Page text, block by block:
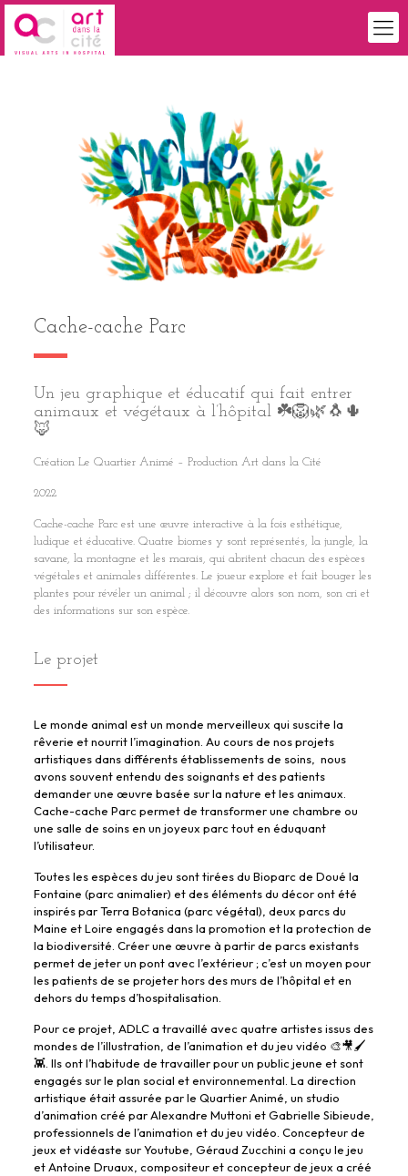
Cache-cache Parc
Un jeu graphique et éducatif qui fait entrer
animaux et végétaux à l’hôpital ☘️🦁🌿🐧🌵
🦊
Création Le Quartier Animé – Production Art dans la Cité
2022
Cache-cache Parc est une œuvre interactive à la fois esthétique,
ludique et éducative. Quatre biomes y sont représentés, la jungle, la
savane, la montagne et les marais, qui abritent chacun des espèces
végétales et animales différentes. Le joueur explore et fait bouger les
plantes pour révéler un animal ; il découvre alors son nom, son cri et
des informations sur son espèce.
Le projet
Le monde animal est un monde merveilleux qui suscite la
rêverie et nourrit l’imagination. Au cours de nos projets
artistiques dans différents établissements de soins, nous
avons souvent entendu des soignants et des patients
demander une œuvre basée sur la nature et les animaux.
Cache-cache Parc permet de transformer une chambre ou
une salle de soins en un joyeux parc tout en éduquant
l’utilisateur.
Toutes les espèces du jeu sont tirées du Bioparc de Doué la
Fontaine (parc animalier) et des éléments du décor ont été
inspirés par Terra Botanica (parc végétal), deux parcs du
Maine et Loire engagés dans la promotion et la protection de
la biodiversité. Créer une œuvre à partir de parcs existants
permet de jeter un pont avec l’extérieur ; c’est un moyen pour
les patients de se projeter hors des murs de l’hôpital et en
dehors du temps d’hospitalisation.
Pour ce projet, ADLC a travaillé avec quatre artistes issus des
mondes de l’illustration, de l’animation et du jeu vidéo 🎨🎥🖌️
👾. Ils ont l’habitude de travailler pour un public jeune et sont
engagés sur le plan social et environnemental. La direction
artistique était assurée par le Quartier Animé, un studio
d’animation créé par Alexandre Muttoni et Gabrielle Sibieude,
professionnels de l’animation et du jeu vidéo. Concepteur de
jeux et vidéaste sur Youtube, Géraud Zucchini a conçu le jeu
et Antoine Druaux, compositeur et concepteur de jeux a créé